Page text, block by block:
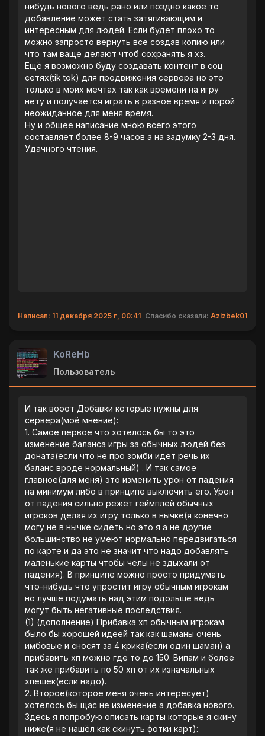
нибудь нового ведь рано или поздно какое то
добавление может стать затягивающим и
интересным для людей. Если будет плохо то
можно запросто вернуть всё создав копию или
что там ваще делают чтоб сохранять я хз.
Ещё я возможно буду создавать контент в соц
сетях(tik tok) для продвижения сервера но это
только в моих мечтах так как времени на игру
нету и получается играть в разное время и порой
неожиданное для меня время.
Ну и общее написание мною всего этого
составляет более 8-9 часов а на задумку 2-3 дня.
Удачного чтения.
Написал: 11 декабря 2025 г, 00:41 Спасибо сказали: Azizbek01
KoReHb
Пользователь
И так вооот Добавки которые нужны для
сервера(моë мнение):
1. Самое первое что хотелось бы то это
изменение баланса игры за обычных людей без
доната(если что не про зомби идëт речь их
баланс вроде нормальный) . И так самое
главное(для меня) это изменить урон от падения
на минимум либо в принципе выключить его. Урон
от падения сильно режет геймплей обычных
игроков делая их игру только в нычке(я конечно
могу не в нычке сидеть но это я а не другие
большинство не умеют нормально передвигаться
по карте и да это не значит что надо добавлять
маленькие карты чтобы челы не здыхали от
падения). В принципе можно просто придумать
что-нибудь что упростит игру обычным игрокам
но лучше подумать над этим подольше ведь
могут быть негативные последствия.
(1) (дополнение) Прибавка хп обычным игрокам
было бы хорошей идеей так как шаманы очень
имбовые и сносят за 4 крика(если один шаман) а
прибавить хп можно где то до 150. Випам и более
так же прибавить по 50 хп от их изначальных
хпешек(если надо).
‎2. Второе(которое меня очень интересует)
хотелось бы щас не изменение а добавка нового.
Здесь я попробую описать карты которые я скину
ниже(я не нашёл как скинуть фотки карт):